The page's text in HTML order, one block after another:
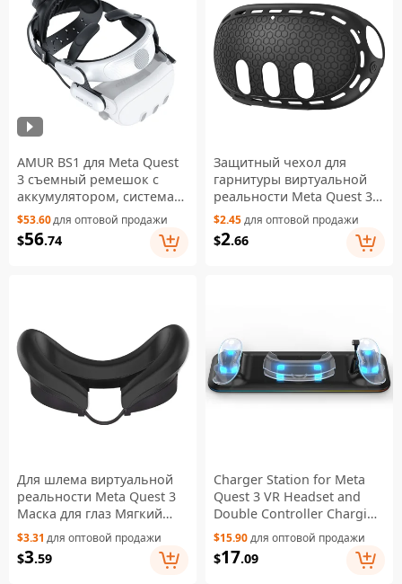
AMUR BS1 для Meta Quest
3 съемный ремешок с
аккумулятором, система
охлаждения для VR-
гарнитуры — белый
$53.60для оптовой продажи
$56.74
Защитный чехол для
гарнитуры виртуальной
реальности Meta Quest 3 -
противоударный
силиконовый чехол с
защитой от царапин,
$2.45для оптовой продажи
$2.66
Для шлема виртуальной
реальности Meta Quest 3
Маска для глаз Мягкий
силиконовый защитный
чехол от пота - черный
$3.31 для оптовой продажи
$3.59
Charger Station for Meta
Quest 3 VR Headset and
Double Controller Charging
Dock - Black
$15.90для оптовой продажи
$17.09